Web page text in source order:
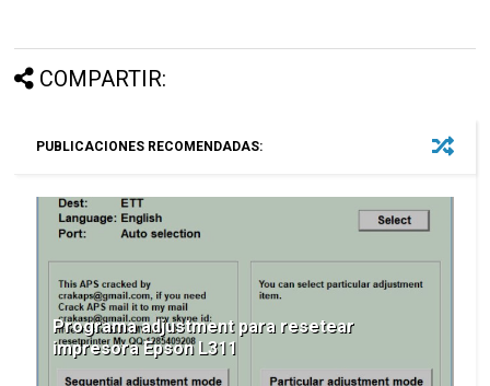
COMPARTIR:
PUBLICACIONES RECOMENDADAS:
Programa adjustment para resetear
impresora Epson L311